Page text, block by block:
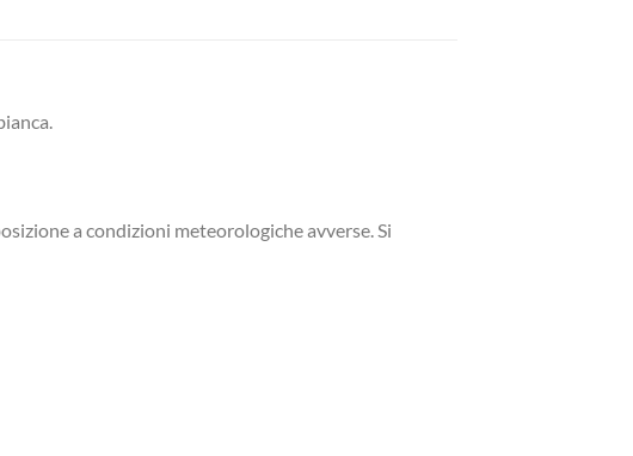
a condizioni meteorologiche avverse. Si